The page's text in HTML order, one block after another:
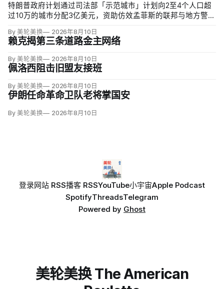
特朗普政府计划通过司法部「示范城市」计划向2至4个人口超
过10万的城市分配3亿美元，资助仿效孟菲斯的联邦与地方警力
游荡和强制治疗等政策，并预先同意在暴力犯罪或「公共骚
乱」激增时偿还未来联邦介入成本。
By 美轮美换 2026年8月10日
赖克揭第三条道路金主网络
By 美轮美换 2026年8月10日
佩洛西阻击旧盟友接班
By 美轮美换 2026年8月10日
伊朗任命革命卫队老将掌国安
By 美轮美换 2026年8月10日
登录网站 RSS播客 RSSYouTube小宇宙Apple Podcast
SpotifyThreadsTelegram
Powered by Ghost
美轮美换 The American